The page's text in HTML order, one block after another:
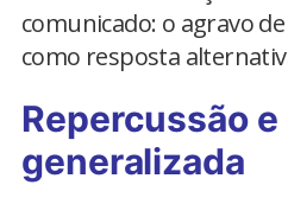
comunicado: o agravo
como resposta
Repercussão
generalizada